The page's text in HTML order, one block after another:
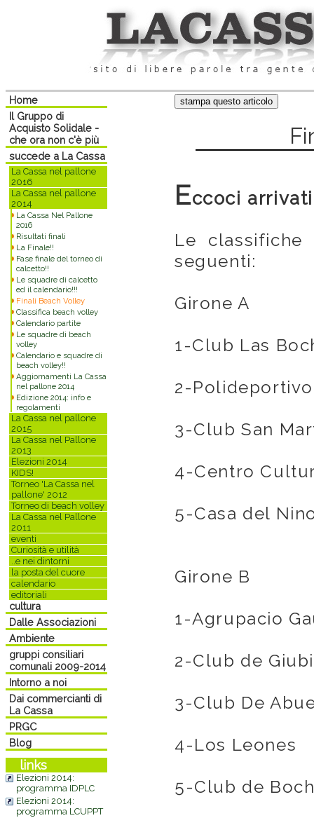
Home
Il Gruppo di
Acquisto Solidale -
che ora non c'è più
succede a La Cassa
La Cassa nel pallone
2016
La Cassa nel pallone
2014
La Cassa Nel Pallone
2016
Risultati finali
La Finale!!
Fase finale del torneo di
calcetto!!
Le squadre di calcetto
ed il calendario!!!
Finali Beach Volley
Classifica beach volley
Calendario partite
Le squadre di beach
volley
Calendario e squadre di
beach volley!!
Aggiornamenti La Cassa
nel pallone 2014
Edizione 2014: info e
regolamenti
La Cassa nel pallone
2015
La Cassa nel Pallone
2013
Elezioni 2014
KIDS!
Torneo 'La Cassa nel
pallone' 2012
Torneo di beach volley
La Cassa nel Pallone
2011
eventi
Curiosità e utilità
..e nei dintorni
la posta del cuore
calendario
editoriali
cultura
Dalle Associazioni
Ambiente
gruppi consiliari
comunali 2009-2014
Intorno a noi
Dai commercianti di
La Cassa
PRGC
Blog
links
Elezioni 2014:
programma IDPLC
Elezioni 2014:
programma LCUPPT
Eccoci
Le
seguenti:
Girone A
1-Club
2-
3-Club
4-Centro
5-Casa
Girone B
1-
2-Club de
3-Club
4-Los
5-Club